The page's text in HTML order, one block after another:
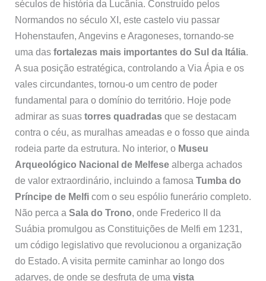
séculos de história da Lucânia. Construído pelos
Normandos no século XI, este castelo viu passar
Hohenstaufen, Angevins e Aragoneses, tornando-se
uma das fortalezas mais importantes do Sul da Itália.
A sua posição estratégica, controlando a Via Ápia e os
vales circundantes, tornou-o um centro de poder
fundamental para o domínio do território. Hoje pode
admirar as suas torres quadradasque se destacam
contra o céu, as muralhas ameadas e o fosso que ainda
rodeia parte da estrutura. No interior, o Museu
Arqueológico Nacional de Melfesealberga achados
de valor extraordinário, incluindo a famosa Tumba do
Príncipe de Melficom o seu espólio funerário completo.
Não perca a Sala do Trono, onde Frederico II da
Suábia promulgou as Constituições de Melfi em 1231,
um código legislativo que revolucionou a organização
do Estado. A visita permite caminhar ao longo dos
adarves, de onde se desfruta de uma vista